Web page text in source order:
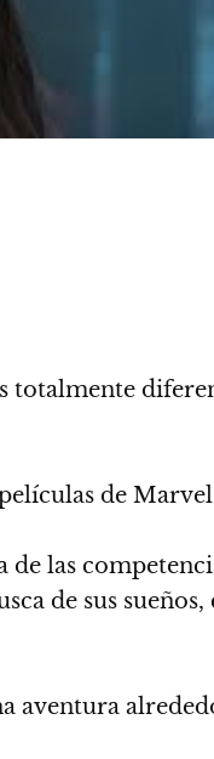
totalmente
de
de las
de sus
aventura